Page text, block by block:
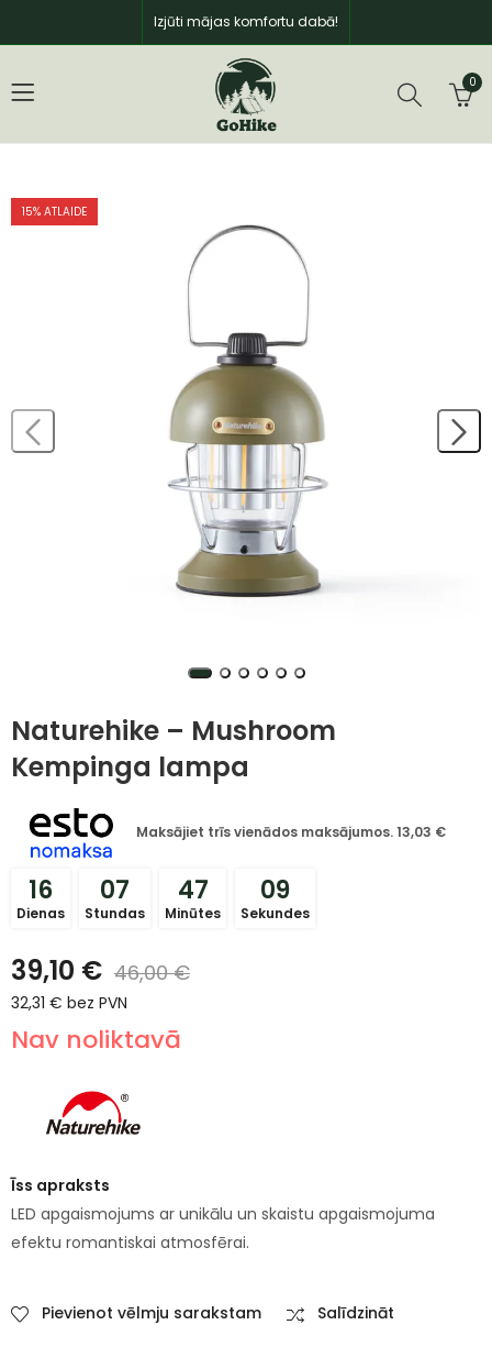
Izjūti mājas komfortu dabā!
0
15% ATLAIDE
Naturehike – Mushroom
Kempinga lampa
Maksājiet trīs vienādos maksājumos.13,03 €
16
Dienas
07
Stundas
47
Minūtes
09
Sekundes
39,10 € 46,00€
32,31 € bez PVN
Nav noliktavā
Īss apraksts
LED apgaismojums ar unikālu un skaistu apgaismojuma
efektu romantiskai atmosfērai.
Pievienot vēlmju sarakstam Salīdzināt